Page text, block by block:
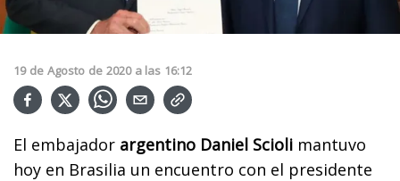
19 de Agosto de 2020 a las 16:12
El embajador argentino Daniel Scioli mantuvo
hoy en Brasilia un encuentro con el presidente